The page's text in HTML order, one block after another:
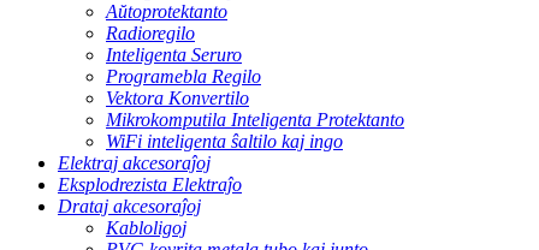
Aŭtoprotektanto
Radioregilo
Inteligenta Seruro
Programebla Regilo
Vektora Konvertilo
Mikrokomputila Inteligenta Protektanto
WiFi inteligenta ŝaltilo kaj ingo
Elektraj akcesoraĵoj
Eksplodrezista Elektraĵo
Drataj akcesoraĵoj
Kabloligoj